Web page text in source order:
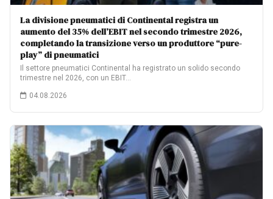
La divisione pneumatici di Continental registra un
aumento del 35% dell’EBIT nel secondo trimestre 2026,
completando la transizione verso un produttore “pure-
play” di pneumatici
Il settore pneumatici Continental ha registrato un solido secondo
trimestre nel 2026, con un EBIT…
04.08.2026